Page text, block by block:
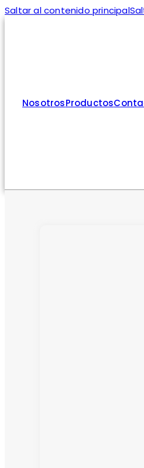
Saltar al contenido principal
NosotrosProductos